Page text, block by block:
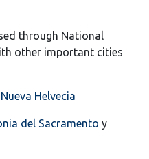
through National
other important cities
Helvecia
del Sacramento y